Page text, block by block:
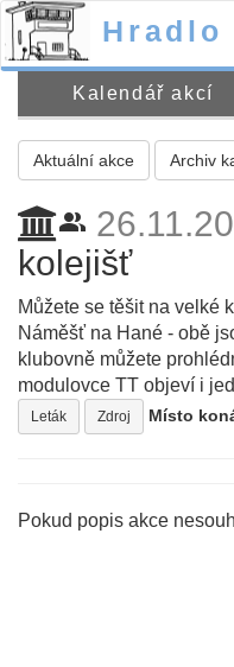
Hradlo
Kalendář akcí
Aktuální akce Archiv
people_alt
kolejišť
Můžete se těšit na velké
Náměšť na Hané - obě
klubovně můžete
modulovce TT objeví i
Leták Zdroj Místo
Pokud popis akce